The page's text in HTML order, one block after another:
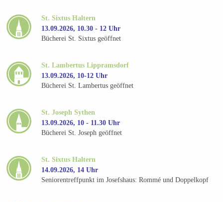
St. Sixtus Haltern
13.09.2026, 10.30 - 12 Uhr
Bücherei St. Sixtus geöffnet
St. Lambertus Lippramsdorf
13.09.2026, 10-12 Uhr
Bücherei St. Lambertus geöffnet
St. Joseph Sythen
13.09.2026, 10 - 11.30 Uhr
Bücherei St. Joseph geöffnet
St. Sixtus Haltern
14.09.2026, 14 Uhr
Seniorentreffpunkt im Josefshaus: Rommé und Doppelkopf